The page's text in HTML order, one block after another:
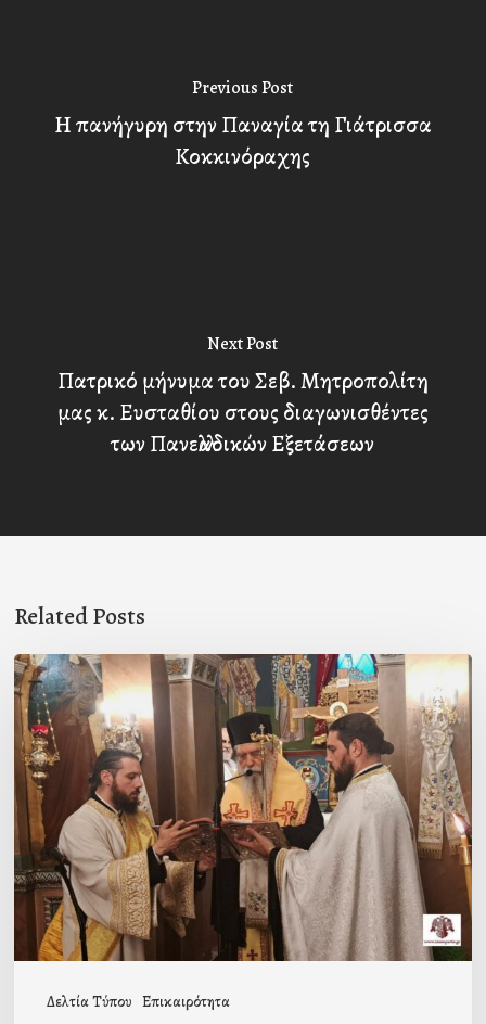
Previous Post
H πανήγυρη στην Παναγία τη Γιάτρισσα
Κοκκινόραχης
Next Post
Πατρικό μήνυμα του Σεβ. Μητροπολίτη
μας κ. Ευσταθίου στους διαγωνισθέντες
των Πανελλαδικών Εξετάσεων
Related Posts
Δελτία Τύπου Επικαιρότητα
Ιερά
Παράκληση
στον
Ι.Ν.
Κοιμήσεως
της
Θεοτόκου
Μαγούλας